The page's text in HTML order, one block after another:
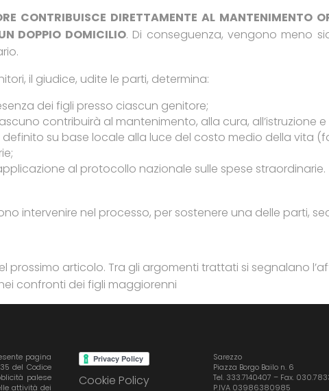
CONTRIBUISCE DIRETTAMENTE AL MANTENIMENTO
DOPPIO DOMICILIO. Di conseguenza, vengono meno
il giudice, udite le parti, determina:
dei figli presso ciascun genitore;
contribuirà al mantenimento, alla cura, all’istruzione
definito su base locale alla luce del costo medio della vita
al protocollo nazionale sulle spese straordinarie.
intervenire nel processo, per sostenere una delle parti,
nel prossimo articolo. Tra gli argomenti trattati si segnalano
confronti dei figli maggiorenni
pagina
del Codice
palese
attività dei
Sarezzo
Piazza Borgo Bailo n. 6
Tel. 333.7140407 – Fax.
P.IVA 03986380985
Cookie Policy